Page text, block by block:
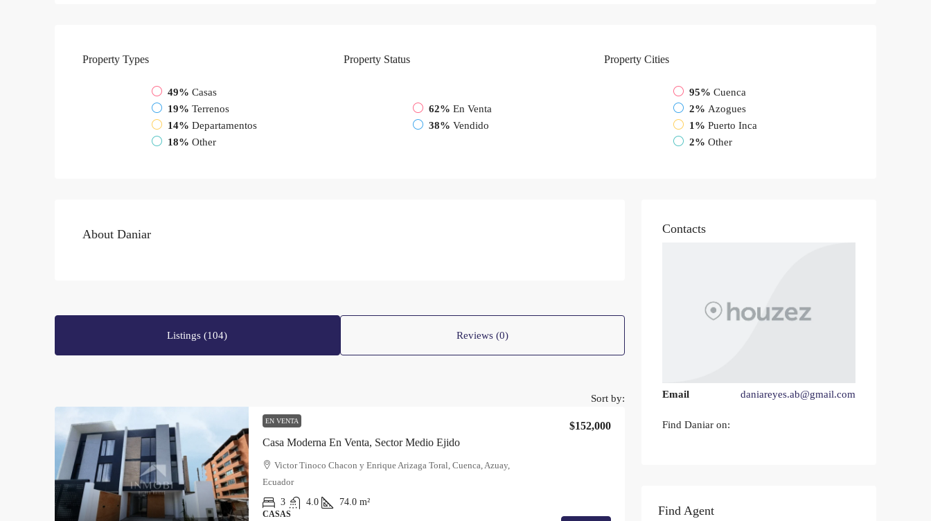
Property Types
49% Casas
19% Terrenos
14% Departamentos
18% Other
PropertyStatus
62% En Venta
38% Vendido
Property Cities
95% Cuenca
2% Azogues
1% Puerto Inca
2% Other
About Daniar
Listings (104) Reviews (0)
Sort by:
EN VENTA
Casa Moderna En Venta, Sector Medio Ejido
$152,000
Victor Tinoco Chacon y Enrique Arizaga Toral, Cuenca, Azuay,
Ecuador
3
4.0 74.0 m²
CASAS
Contacts
Email daniareyes.ab@gmail.com
Find Daniar on:
Find Agent